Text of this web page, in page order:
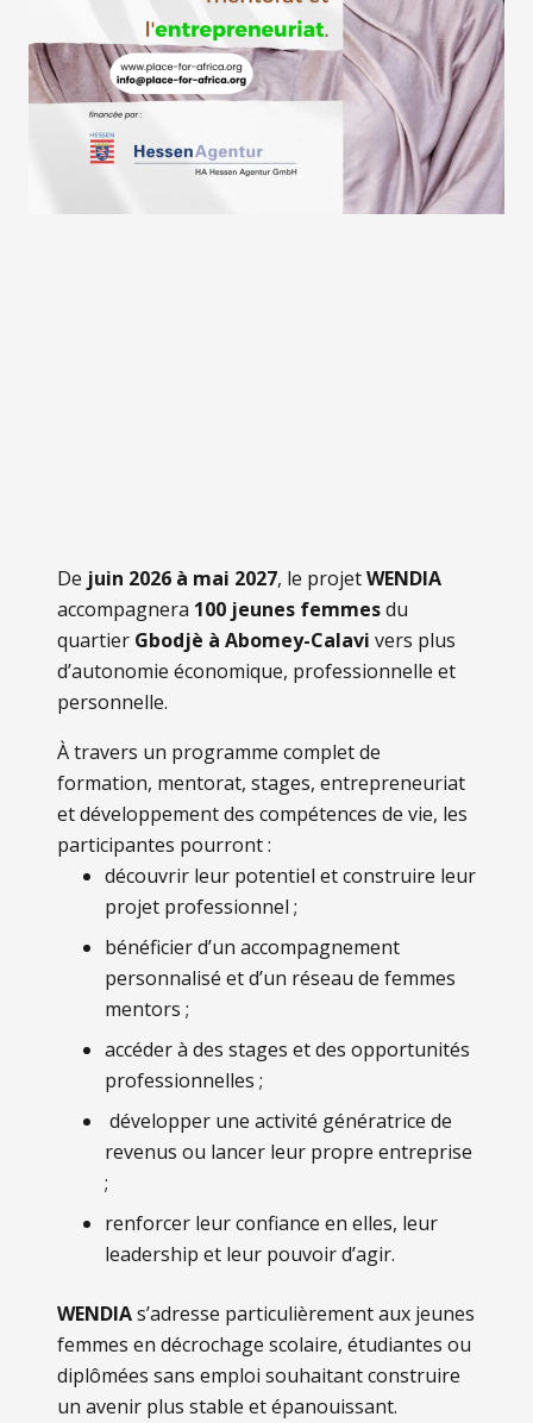
De juin 2026 à mai 2027, le projetWENDIA
accompagnera 100 jeunes femmesdu
quartier Gbodjè à Abomey-Calavi vers plus
d’autonomie économique, professionnelle et
personnelle.
À travers un programme complet de
formation, mentorat, stages, entrepreneuriat
et développement des compétences de vie, les
participantes pourront :
découvrir leur potentiel et construire leur
projet professionnel ;
bénéficier d’un accompagnement
personnalisé et d’un réseau de femmes
mentors ;
accéder à des stages et des opportunités
professionnelles ;
développer une activité génératrice de
revenus ou lancer leur propre entreprise
;
renforcer leur confiance en elles, leur
leadership et leur pouvoir d’agir.
WENDIAs’adresse particulièrement aux jeunes
femmes en décrochage scolaire, étudiantes ou
diplômées sans emploi souhaitant construire
un avenir plus stable et épanouissant.